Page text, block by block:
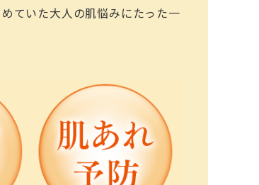
ていた大人の肌悩みにたった一